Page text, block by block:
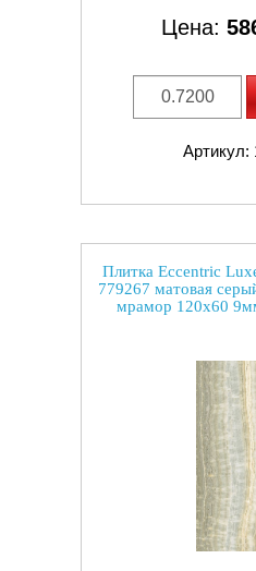
Цена:
Артикул:
Плитка Eccentric
779267 матовая
мрамор 120x60